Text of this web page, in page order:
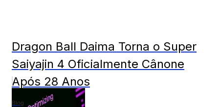
Dragon Ball Daima Torna o Super
Saiyajin 4 Oficialmente Cânone
Após 28 Anos
Blog